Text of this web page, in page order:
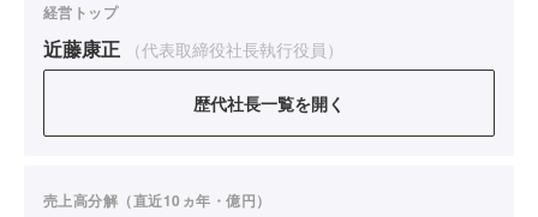
経営トップ
近藤康正 （代表取締役社長執行役員）
歴代社長一覧を開く
売上高分解（直近10ヵ年・億円）